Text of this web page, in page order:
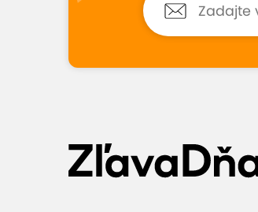
9,7
Sandra
17. marca 2024
máme výborný pocit,
tak... (Zobraziť)